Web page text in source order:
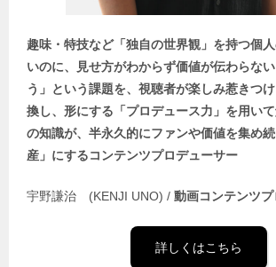
趣味・特技など「独自の世界観」を持つ個
いのに、見せ方がわからず価値が伝わらな
う」という課題を、視聴者が楽しみ惹きつ
換し、形にする「プロデュース力」を用い
の知識が、半永久的にファンや価値を集め
産」にするコンテンツプロデューサー
宇野謙治 (KENJI UNO) / 動画コンテンツ
詳しくはこちら